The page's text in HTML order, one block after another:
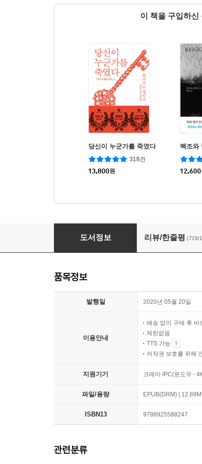
이 책을 구입하신
당신이 누군가를 죽였다
318건
13,800원
백조와
12,600
하쿠바산장 살인사건
도서정보 리뷰/한줄평 (719/
품목정보
발행일 2020년 05월 20일
이용안내
배송 없이 구매 후 바
제한없음
TTS 가능
저작권 보호를 위해
지원기기 크레마 /PC(윈도우 -
파일/용량 EPUB(DRM) |
ISBN13 9788925588247
관련분류